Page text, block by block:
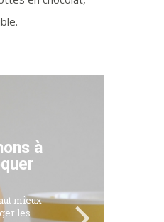
à
mieux
les